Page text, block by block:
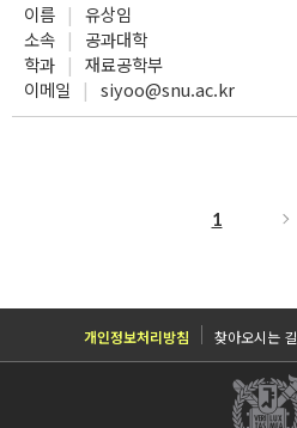
이름
유상임
소속
공과대학
학과
재료공학부
이메일
siyoo@snu.ac.kr
1
개인정보처리방침 찾아오시는 길